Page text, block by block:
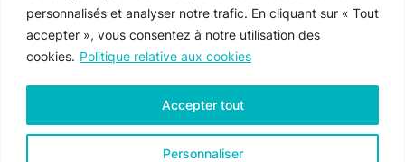
personnalisés et analyser notre trafic. En cliquant sur « Tout
accepter », vous consentez à notre utilisation des
cookies. Politique relative aux cookies
Personnaliser
Accepter tout